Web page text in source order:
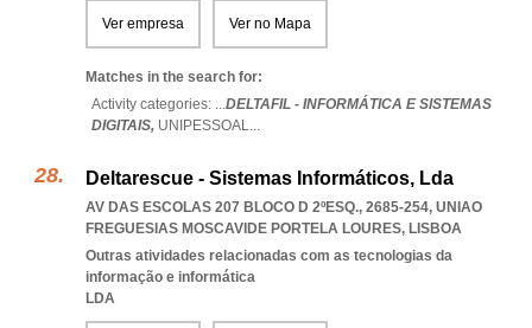
Ver empresa Ver no Mapa
Matches in the search for:
Activity categories: ...DELTAFIL - INFORMÁTICA E SISTEMAS
DIGITAIS, UNIPESSOAL...
Deltarescue - Sistemas Informáticos, Lda
AV DAS ESCOLAS 207 BLOCO D 2ºESQ., 2685-254, UNIAO
FREGUESIAS MOSCAVIDE PORTELA LOURES, LISBOA
Outras atividades relacionadas com as tecnologias da
informação e informática
LDA